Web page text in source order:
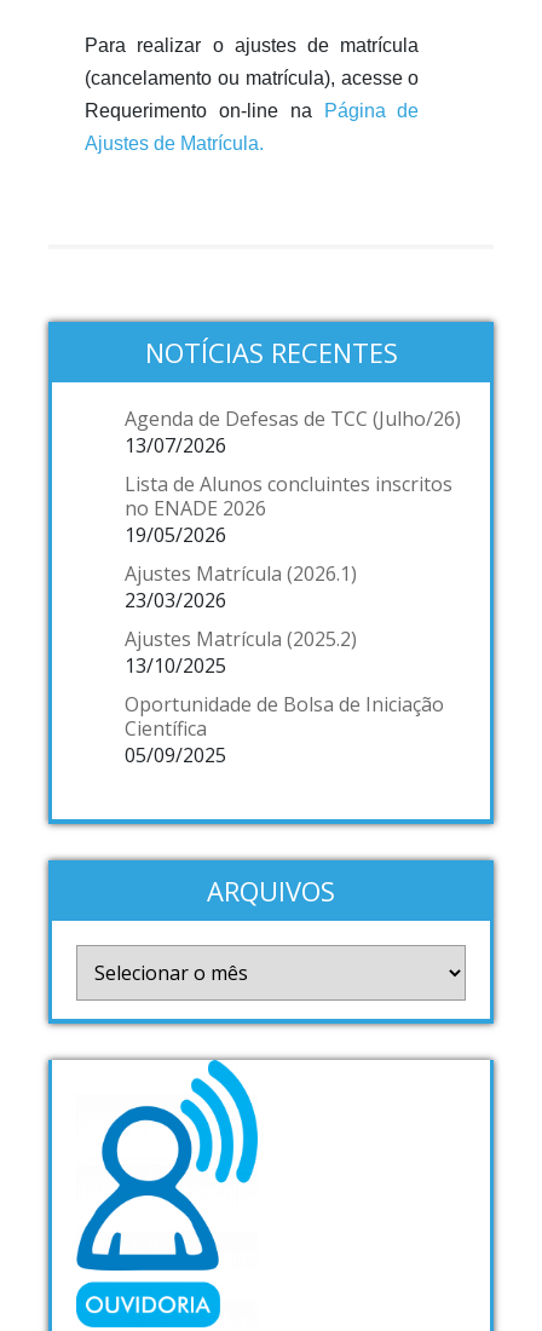
Para realizar o ajustes de matrícula
(cancelamento ou matrícula), acesse o
Requerimento on-line na
Página de
Ajustes de Matrícula.
NOTÍCIAS RECENTES
Agenda de Defesas de TCC (Julho/26)
13/07/2026
Lista de Alunos concluintes inscritos
no ENADE 2026
19/05/2026
Ajustes Matrícula (2026.1)
23/03/2026
Ajustes Matrícula (2025.2)
13/10/2025
Oportunidade de Bolsa de Iniciação
Científica
05/09/2025
ARQUIVOS